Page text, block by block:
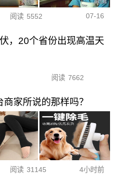
阅读 5552 07-16
，20个省份出现高温天
阅读 7662
家所说的那样吗？
阅读 31145 4小时前